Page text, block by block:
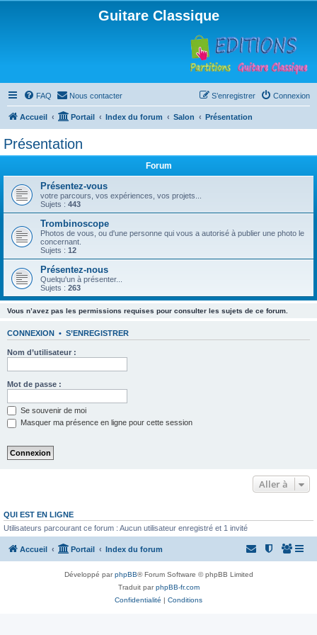
Guitare Classique
FAQ Nous contacter Connexion
S’enregistrer
Accueil Portail Index du forum Salon Présentation
Présentation
Forum
Présentez-vous
votre parcours, vos expériences, vos projets...
Sujets : 443
Trombinoscope
Photos de vous, ou d'une personne qui vous a autorisé à publier une photo le
concernant.
Sujets : 12
Présentez-nous
Quelqu'un à présenter...
Sujets : 263
Vous n’avez pas les permissions requises pour consulter les sujets de ce forum.
CONNEXION • S’ENREGISTRER
Nom d’utilisateur :
Mot de passe :
Se souvenir de moi
Masquer ma présence en ligne pour cette session
Aller à
QUI EST EN LIGNE
Utilisateurs parcourant ce forum : Aucun utilisateur enregistré et 1 invité
Accueil Portail Index du forum
Développé parphpBB® Forum Software © phpBB Limited
Traduit parphpBB-fr.com
Confidentialité | Conditions